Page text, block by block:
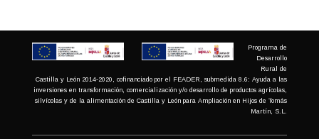
Programa de
Desarrollo
Rural de
Castilla y León 2014-2020, cofinanciado por el FEADER, submedida 8.6: Ayuda a las
inversiones en transformación, comercialización y/o desarrollo de productos agrícolas,
silvícolas y de la alimentación de Castilla y León para Ampliación en Hijos de Tomás
Martín, S.L.